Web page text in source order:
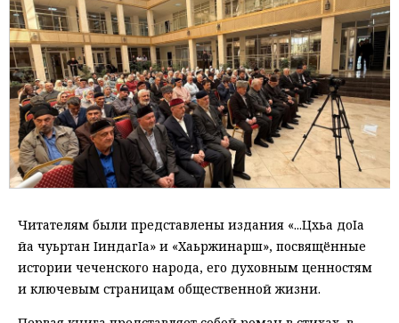
Читателям были представлены издания «...Цхьа доIа
йа чуьртан IиндагIа» и «Хаьржинарш», посвящённые
истории чеченского народа, его духовным ценностям
и ключевым страницам общественной жизни.